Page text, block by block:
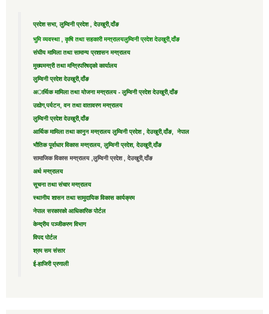
प्रदेश सभा, लुम्विनी प्रदेश , देउखुरी,दाँङ
भुमि व्यवस्था , कृषि तथा सहकारी मन्त्रालयलुम्विनी प्रदेश देउखुरी,दाँङ
संघीय मामिला तथा सामान्य प्रशासन मन्त्रालय
मुख्यमन्त्री तथा मन्त्रिपरिषद्को कार्यालय
लुम्विनी प्रदेश देउखुरी,दाँङ
अार्थिक मामिला तथा योजना मन्त्रालय - लुम्विनी प्रदेश देउखुरी,दाँङ
उद्याेग,पर्यटन, वन तथा वातावरण मन्त्रालय
लुम्विनी प्रदेश देउखुरी,दाँङ
आर्थिक मामिला तथा कानुन मन्त्रालय लुम्विनी प्रदेश , देउखुरी,दाँङ, नेपाल
भौतिक पूर्वाधार विकास मन्त्रालय, लुम्विनी प्रदेश, देउखुरी,दाँङ
सामाजिक विकास मन्त्रालय ,लुम्विनी प्रदेश , देउखुरी,दाँङ
अर्थ मन्त्रालय
सूचना तथा संचार मन्त्रालय
स्थानीय शासन तथा सामुदायिक विकास कार्यक्रम
नेपाल सरकारको आधिकारिक पोर्टल
केन्द्रीय पञ्जीकरण विभाग
विपद पोर्टल
श्रम सम संसार
ई-हाजिरी प्रणाली